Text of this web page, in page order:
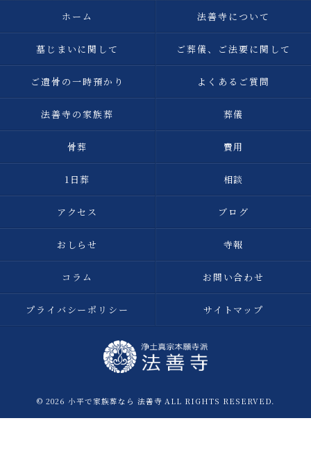
ホーム 法善寺について
墓じまいに関して ご葬儀、ご法要に関して
ご遺骨の一時預かり よくあるご質問
法善寺の家族葬 葬儀
骨葬 費用
1日葬 相談
アクセス ブログ
おしらせ 寺報
コラム お問い合わせ
プライバシーポリシー サイトマップ
© 2026 小平で家族葬なら 法善寺 ALL RIGHTS RESERVED.